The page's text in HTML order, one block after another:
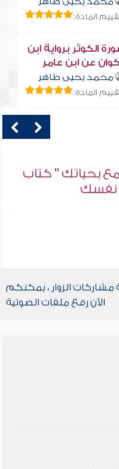
المادة:
الكوثر برواية ابن
عن ابن عامر
محمد يحيى طاهر
المادة:
بحياتك " كتاب
نفسك
الزوار ، يمكنكم
الآن رفع ملفات الصوتية